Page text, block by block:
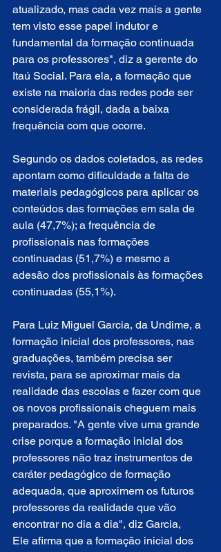
atualizado, mas cada vez mais a gente
tem visto esse papel indutor e
fundamental da formação continuada
para os professores", diz a gerente do
Itaú Social. Para ela, a formação que
existe na maioria das redes pode ser
considerada frágil, dada a baixa
frequência com que ocorre.
Segundo os dados coletados, as redes
apontam como dificuldade a falta de
materiais pedagógicos para aplicar os
conteúdos das formações em sala de
aula (47,7%); a frequência de
profissionais nas formações
continuadas (51,7%) e mesmo a
adesão dos profissionais às formações
continuadas (55,1%).
Para Luiz Miguel Garcia, da Undime, a
formação inicial dos professores, nas
graduações, também precisa ser
revista, para se aproximar mais da
realidade das escolas e fazer com que
os novos profissionais cheguem mais
preparados. "A gente vive uma grande
crise porque a formação inicial dos
professores não traz instrumentos de
caráter pedagógico de formação
adequada, que aproximem os futuros
professores da realidade que vão
encontrar no dia a dia", diz Garcia,
Ele afirma que a formação inicial dos